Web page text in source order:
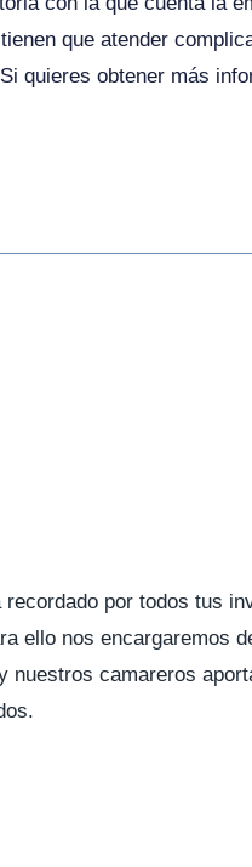
que atender
quieres obtener más
por todos tus
ello nos encargaremos
camareros